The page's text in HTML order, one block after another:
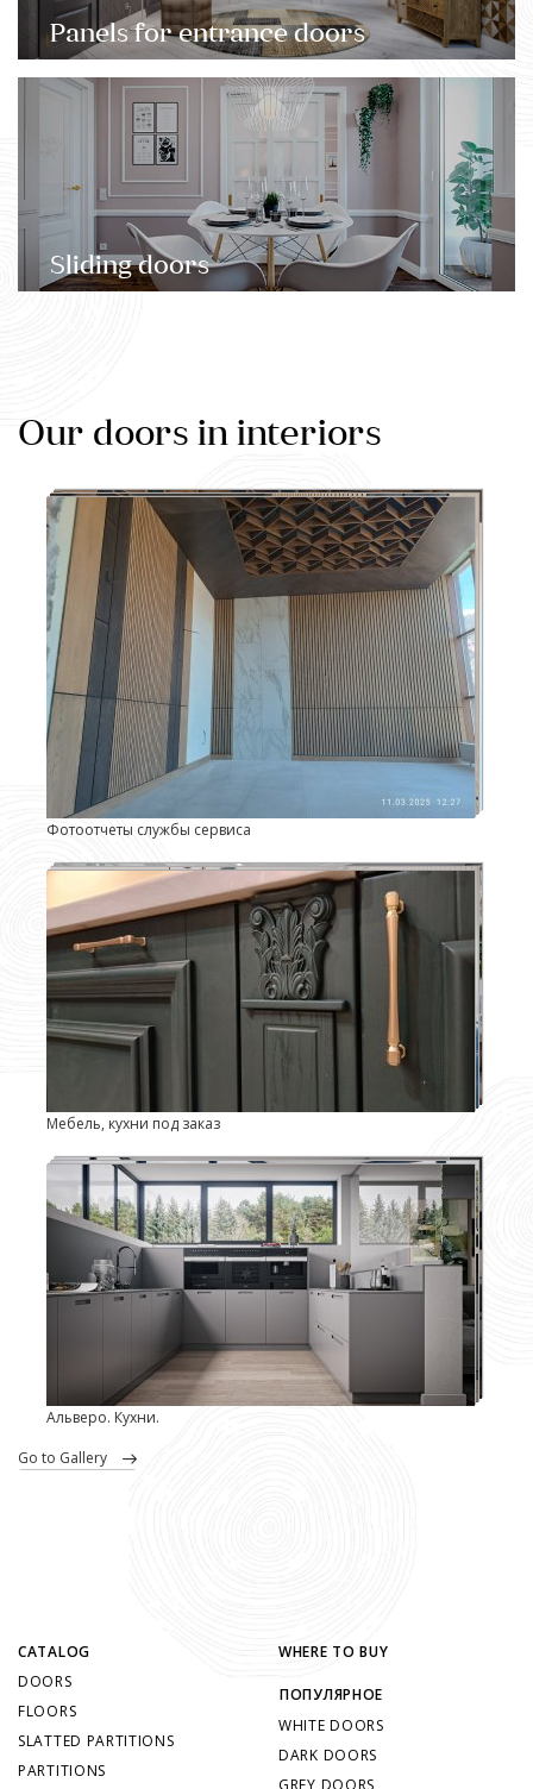
Panels for entrance doors
Sliding doors
Our doors in interiors
Фотоотчеты службы сервиса
Мебель, кухни под заказ
Альверо. Кухни.
go to Gallery
CATALOG
DOORS
FLOORS
SLATTED PARTITIONS
PARTITIONS
WHERE TO BUY
ПОПУЛЯРНОЕ
WHITE DOORS
DARK DOORS
GREY DOORS